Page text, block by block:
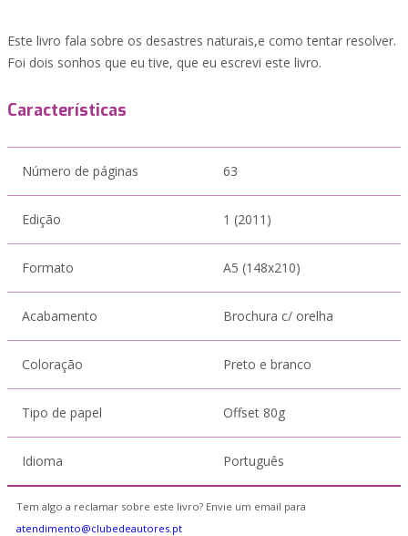
Este livro fala sobre os desastres naturais,e como tentar resolver.
Foi dois sonhos que eu tive, que eu escrevi este livro.
Características
Número de páginas 63
Edição 1 (2011)
Formato A5 (148x210)
Acabamento Brochura c/ orelha
Coloração Preto e branco
Tipo de papel Offset 80g
Idioma Português
Tem algo a reclamar sobre este livro? Envie um email para
atendimento@clubedeautores.pt